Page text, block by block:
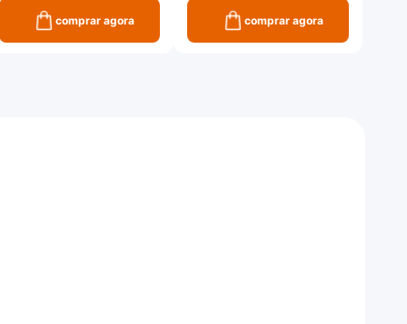
comprar agora comprar agora